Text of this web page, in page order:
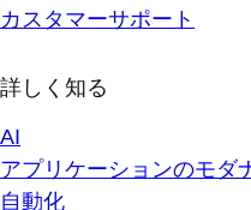
カスタマーサポート
詳しく知る
AI
アプリケーションのモダ
自動化